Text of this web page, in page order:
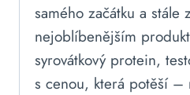
samého začátku a stále
nejoblíbenějším
syrovátkový protein,
s cenou, která potěší